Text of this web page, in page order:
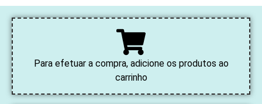
Para efetuar a compra, adicione os produtos ao
carrinho